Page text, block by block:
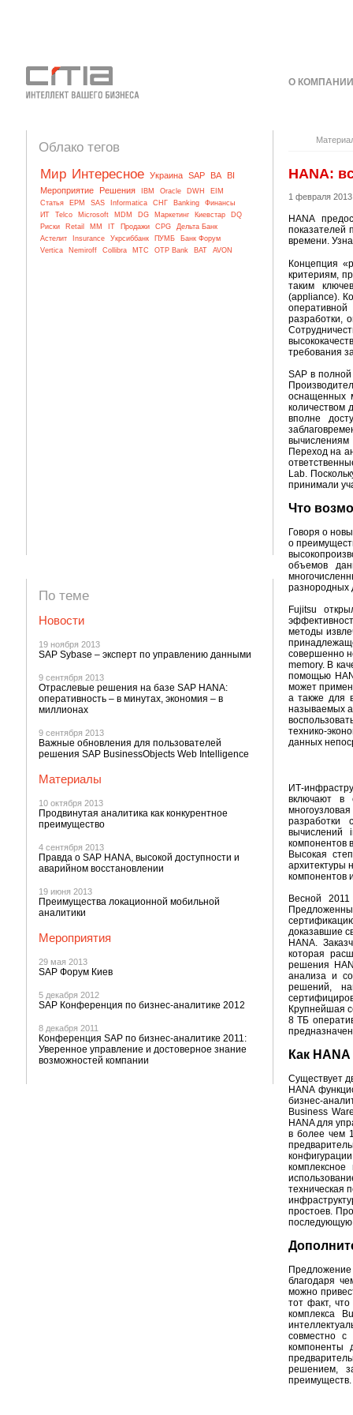
О
Облако тегов
Мир Интересное Украина SAP BA
BI
Мероприятие
Решения IBM Oracle DWH
EIM
Статья
EPM SAS Informatica СНГ Banking
Финансы
ИТ
Telco Microsoft MDM DG Маркетинг Киевстар
DQ
Риски
Retail MM IT Продажи CPG
Дельта Банк
Астелит
Insurance Укрсиббанк ПУМБ
Банк Форум
Vertica
Nemiroff Collibra МТС OTP Bank BAT AVON
По теме
Новости
19 ноября 2013
SAP Sybase – эксперт по управлению данными
9 сентября 2013
Отраслевые решения на базе SAP HANA:
оперативность – в минутах, экономия – в
миллионах
9 сентября 2013
Важные обновления для пользователей
решения SAP BusinessObjects Web Intelligence
Материалы
10 октября 2013
Продвинутая аналитика как конкурентное
преимущество
4 сентября 2013
Правда о SAP HANA, высокой доступности и
аварийном восстановлении
19 июня 2013
Преимущества локационной мобильной
аналитики
Мероприятия
29 мая 2013
SAP Форум Киев
5 декабря 2012
SAP Конференция по бизнес-аналитике 2012
8 декабря 2011
Конференция SAP по бизнес-аналитике 2011:
Уверенное управление и достоверное знание
возможностей компании
HANA:
1 февраля 2013
HANA
показателей
времени.
Концепция
критериям,
таким
(appliance).
разработки,
требования
SAP в
оснащенных
количеством
вполне
Переход на
Lab.
принимали
Что
Говоря о
о
объемов
разнородных
Fujitsu
методы
совершенно
memory. В
помощью
может
а также для
называемых
технико-
данных
ИТ-
включают в
разработки
вычислений
компонентов
Высокая
архитектуры
компонентов
Весной
доказавшие
HANA.
которая
решения
анализа и
решений,
Крупнейшая
8 ТБ
Как
Существует
HANA
бизнес-
Business
HANA для
в более чем
техническая
простоев.
последующую
Предложение
благодаря
можно
тот факт,
комплекса
совместно
компоненты
решением,
преимуществ.